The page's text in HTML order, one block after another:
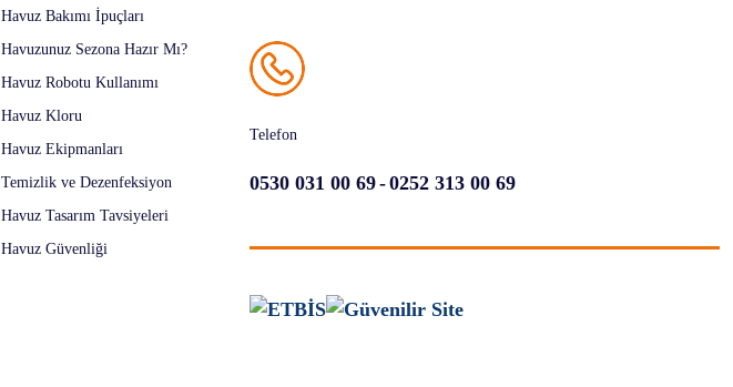
Havuz Bakımı İpuçları
Havuzunuz Sezona Hazır Mı?
Havuz Robotu Kullanımı
Havuz Kloru
Havuz Ekipmanları
Temizlik ve Dezenfeksiyon
Havuz Tasarım Tavsiyeleri
Havuz Güvenliği
Telefon
0530 031 00 69-0252 313 00 69